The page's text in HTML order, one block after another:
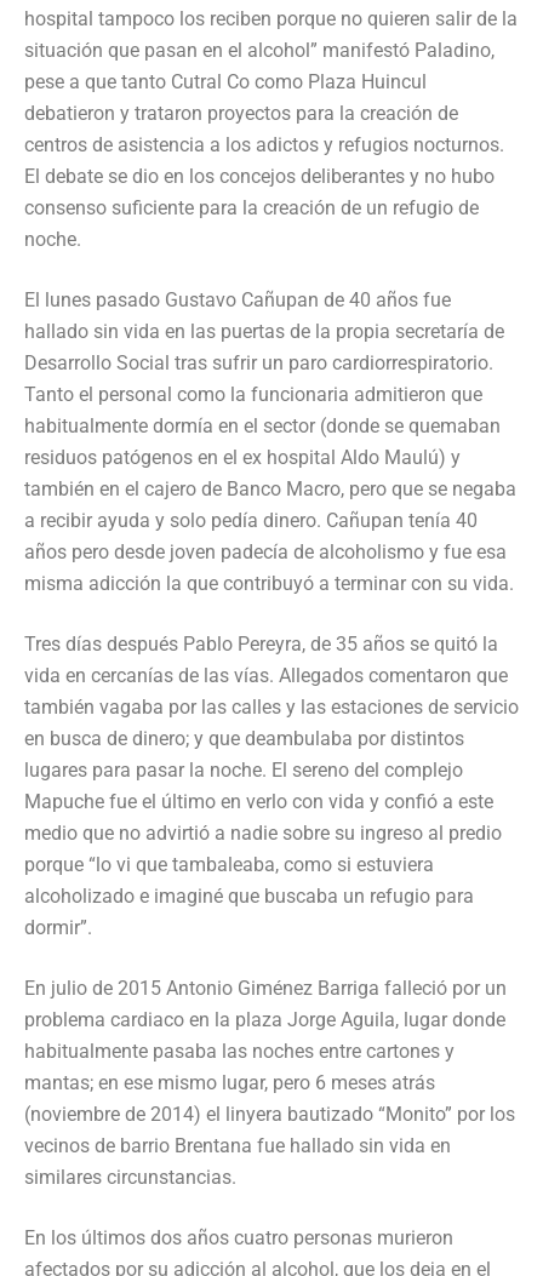
hospital tampoco los reciben porque no quieren salir de la
situación que pasan en el alcohol” manifestó Paladino,
pese a que tanto Cutral Co como Plaza Huincul
debatieron y trataron proyectos para la creación de
centros de asistencia a los adictos y refugios nocturnos.
El debate se dio en los concejos deliberantes y no hubo
consenso suficiente para la creación de un refugio de
noche.
El lunes pasado Gustavo Cañupan de 40 años fue
hallado sin vida en las puertas de la propia secretaría de
Desarrollo Social tras sufrir un paro cardiorrespiratorio.
Tanto el personal como la funcionaria admitieron que
habitualmente dormía en el sector (donde se quemaban
residuos patógenos en el ex hospital Aldo Maulú) y
también en el cajero de Banco Macro, pero que se negaba
a recibir ayuda y solo pedía dinero. Cañupan tenía 40
años pero desde joven padecía de alcoholismo y fue esa
misma adicción la que contribuyó a terminar con su vida.
Tres días después Pablo Pereyra, de 35 años se quitó la
vida en cercanías de las vías. Allegados comentaron que
también vagaba por las calles y las estaciones de servicio
en busca de dinero; y que deambulaba por distintos
lugares para pasar la noche. El sereno del complejo
Mapuche fue el último en verlo con vida y confió a este
medio que no advirtió a nadie sobre su ingreso al predio
porque “lo vi que tambaleaba, como si estuviera
alcoholizado e imaginé que buscaba un refugio para
dormir”.
En julio de 2015 Antonio Giménez Barriga falleció por un
problema cardiaco en la plaza Jorge Aguila, lugar donde
habitualmente pasaba las noches entre cartones y
mantas; en ese mismo lugar, pero 6 meses atrás
(noviembre de 2014) el linyera bautizado “Monito” por los
vecinos de barrio Brentana fue hallado sin vida en
similares circunstancias.
En los últimos dos años cuatro personas murieron
afectados por su adicción al alcohol, que los deja en el